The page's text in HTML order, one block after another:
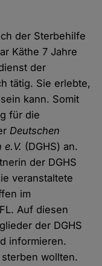
der Sterbehilfe
Käthe 7 Jahre
der
tätig. Sie erlebte,
kann. Somit
für die
Deutschen
(DGHS) an.
der DGHS
veranstaltete
im
Auf diesen
der DGHS
informieren.
wollten.